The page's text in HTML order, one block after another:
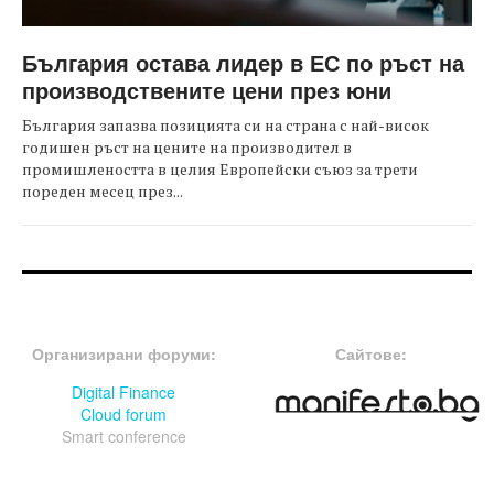
България остава лидер в ЕС по ръст на
производствените цени през юни
България запазва позицията си на страна с най-висок
годишен ръст на цените на производител в
промишлеността в целия Европейски съюз за трети
пореден месец през...
Организирани форуми:
Digital Finance
Cloud forum
Smart conference
Сайтове: